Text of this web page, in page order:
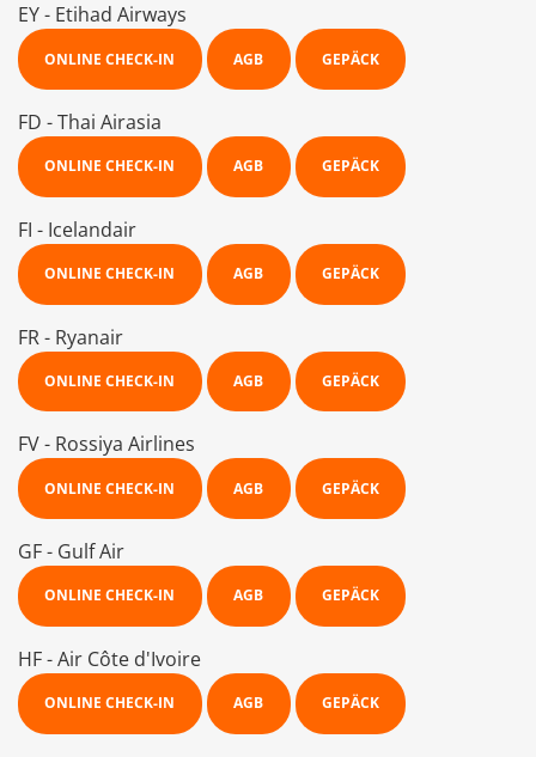
EY - Etihad Airways
ONLINE CHECK-IN AGB GEPÄCK
FD - Thai Airasia
ONLINE CHECK-IN AGB GEPÄCK
FI - Icelandair
ONLINE CHECK-IN AGB GEPÄCK
FR - Ryanair
ONLINE CHECK-IN AGB GEPÄCK
FV - Rossiya Airlines
ONLINE CHECK-IN AGB GEPÄCK
GF - Gulf Air
ONLINE CHECK-IN AGB GEPÄCK
HF - Air Côte d'Ivoire
ONLINE CHECK-IN AGB GEPÄCK